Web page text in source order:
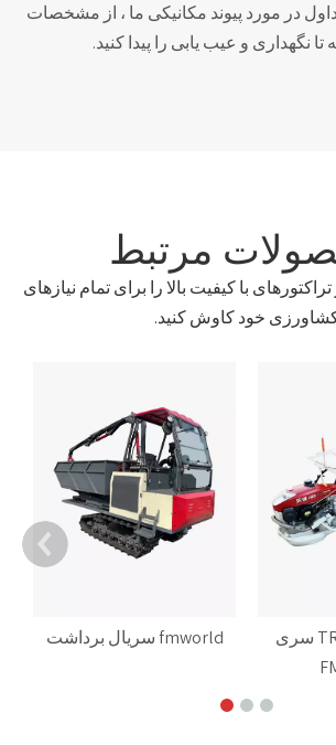
در مورد پیوند مکانیکی ما ، از مشخصات
نگهداری و عیب یابی را پیدا کنید.
مرتبط
با کیفیت بالا را برای تمام نیازهای
خود کاوش کنید.
سریال برداشت fmworld
سری TRAPNPLANTER